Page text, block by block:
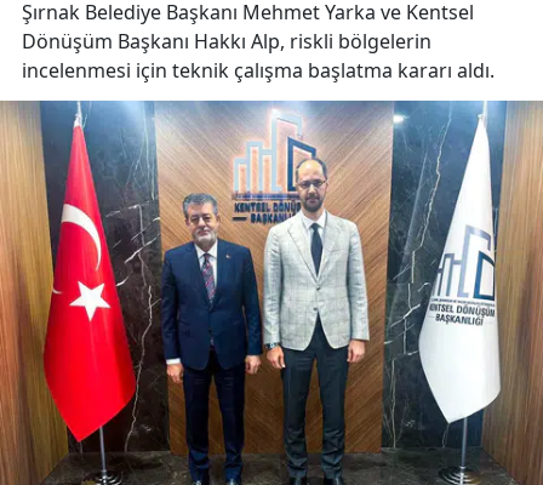
Şırnak Belediye Başkanı Mehmet Yarka ve Kentsel
Dönüşüm Başkanı Hakkı Alp, riskli bölgelerin
incelenmesi için teknik çalışma başlatma kararı aldı.